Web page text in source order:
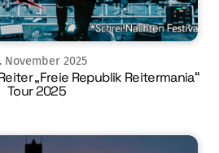
November 2025
„Freie Republik Reitermania“
Tour 2025